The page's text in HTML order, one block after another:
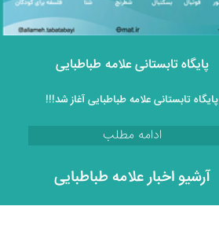
پایگاه تابستانی علامه طباطبایی
پایگاه تابستانی علامه طباطبایی آغاز شد!!!
ادامه مطلب
آرشیو اخبار علامه طباطبایی